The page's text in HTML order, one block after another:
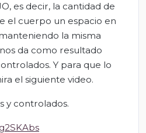
es decir, la cantidad de
el cuerpo un espacio en
la misma
da como resultado
Y para que lo
el siguiente video.
y controlados.